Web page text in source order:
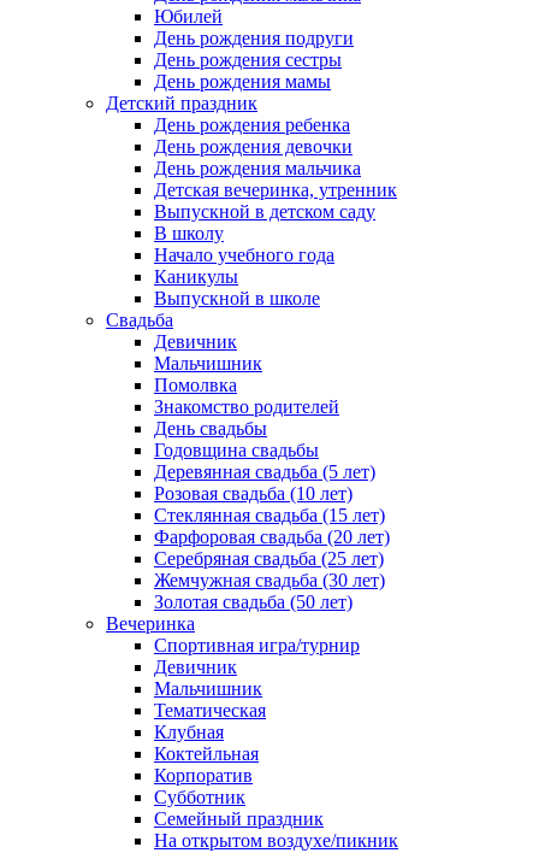
Юбилей
День рождения подруги
День рождения сестры
День рождения мамы
Детский праздник
День рождения ребенка
День рождения девочки
День рождения мальчика
Детская вечеринка, утренник
Выпускной в детском саду
В школу
Начало учебного года
Каникулы
Выпускной в школе
Свадьба
Девичник
Мальчишник
Помолвка
Знакомство родителей
День свадьбы
Годовщина свадьбы
Деревянная свадьба (5 лет)
Розовая свадьба (10 лет)
Стеклянная свадьба (15 лет)
Фарфоровая свадьба (20 лет)
Серебряная свадьба (25 лет)
Жемчужная свадьба (30 лет)
Золотая свадьба (50 лет)
Вечеринка
Спортивная игра/турнир
Девичник
Мальчишник
Тематическая
Клубная
Коктейльная
Корпоратив
Субботник
Семейный праздник
На открытом воздухе/пикник